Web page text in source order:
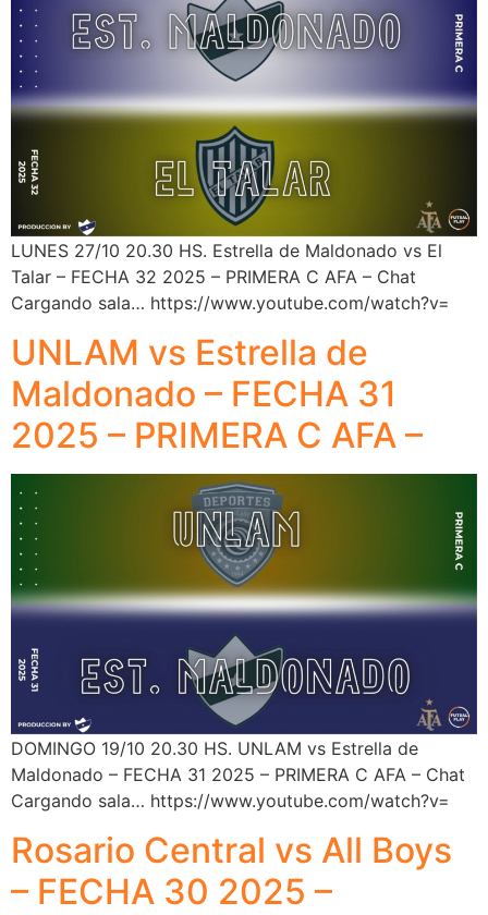
LUNES 27/10 20.30 HS. Estrella de Maldonado vs El
Talar – FECHA 32 2025 – PRIMERA C AFA – Chat
Cargando sala… https://www.youtube.com/watch?v=
UNLAM vs Estrella de
Maldonado – FECHA 31
2025 – PRIMERA C AFA –
DOMINGO 19/10 20.30 HS. UNLAM vs Estrella de
Maldonado – FECHA 31 2025 – PRIMERA C AFA – Chat
Cargando sala… https://www.youtube.com/watch?v=
Rosario Central vs All Boys
– FECHA 30 2025 –